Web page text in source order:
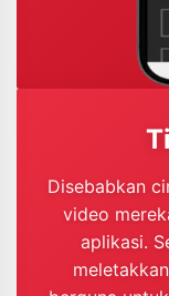
Disebabkan
video
aplikasi.